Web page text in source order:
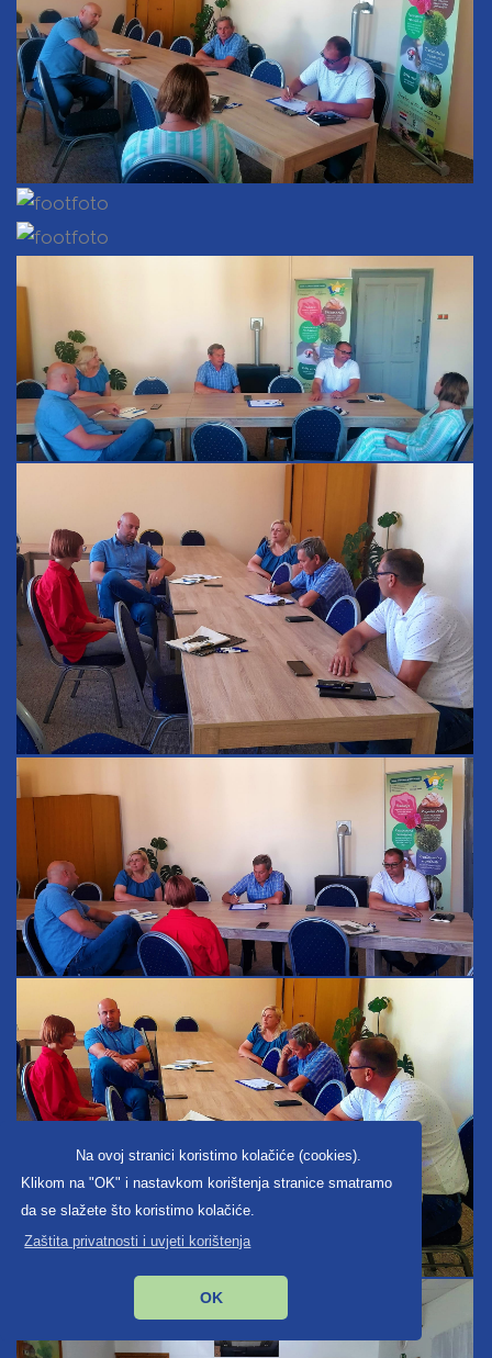
Na ovoj stranici koristimo kolačiće (cookies).
Klikom na "OK" i nastavkom korištenja stranice smatramo
da se slažete što koristimo kolačiće.
Zaštita privatnosti i uvjeti korištenja
OK